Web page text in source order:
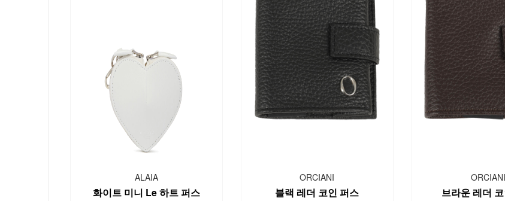
ALAIA
화이트 미니 Le 하트 퍼스
ORCIANI
블랙 레더 코인 퍼스
ORCIANI
브라운 레더